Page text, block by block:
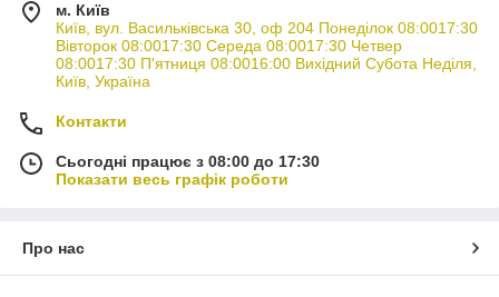
м. Київ
Київ, вул. Васильківська 30, оф 204 Понеділок 08:0017:30
Вівторок 08:0017:30 Середа 08:0017:30 Четвер
08:0017:30 П'ятниця 08:0016:00 Вихідний Субота Неділя,
Київ, Україна
Контакти
Сьогодні працює з 08:00 до 17:30
Показати весь графік роботи
Про нас